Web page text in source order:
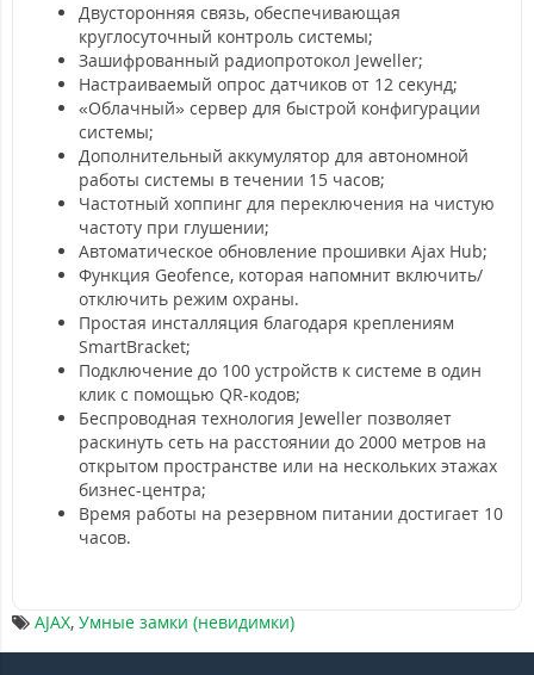
Двусторонняя связь, обеспечивающая
круглосуточный контроль системы;
Зашифрованный радиопротокол Jeweller;
Настраиваемый опрос датчиков от 12 секунд;
«Облачный» сервер для быстрой конфигурации
системы;
Дополнительный аккумулятор для автономной
работы системы в течении 15 часов;
Частотный хоппинг для переключения на чистую
частоту при глушении;
Автоматическое обновление прошивки Ajax Hub;
Функция Geofence, которая напомнит включить/
отключить режим охраны.
Простая инсталляция благодаря креплениям
SmartBracket;
Подключение до 100 устройств к системе в один
клик с помощью QR-кодов;
Беспроводная технология Jeweller позволяет
раскинуть сеть на расстоянии до 2000 метров на
открытом пространстве или на нескольких этажах
бизнес-центра;
Время работы на резервном питании достигает 10
часов.
AJAX, Умные замки (невидимки)